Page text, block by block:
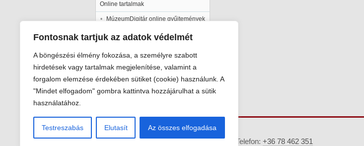
Fontosnak tartjuk az adatok védelmét
A böngészési élmény fokozása, a személyre szabott
hirdetések vagy tartalmak megjelenítése, valamint a
forgalom elemzése érdekében sütiket (cookie) használunk. A
"Mindet elfogadom" gombra kattintva hozzájárulhat a sütik
használatához.
Testreszabás Elutasít Az összes elfogadása
Online tartalmak
MúzeumDigitár online gyűjtemények
Kalocsai Települési Értéktár
Múzeumpedagógia
Pályázatok
Galéria
Viski Károly Múzeum Kalocsa
6300 Kalocsa, Szent István király út 25. · Telefon: +36 78 462 351